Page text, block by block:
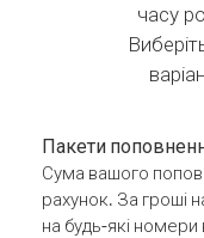
часу
Пакети
Сума вашого
рахунок. За гроші
на будь-які